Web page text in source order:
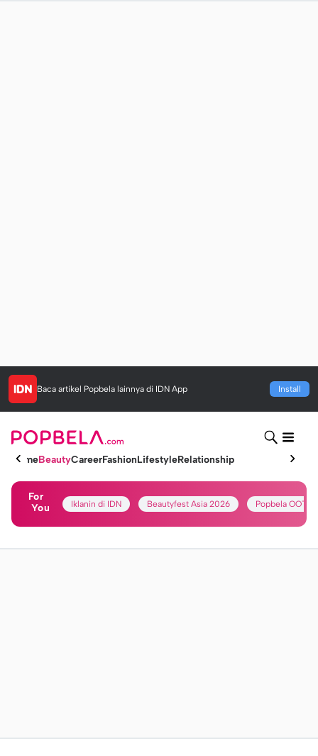
Baca artikel Popbela lainnya di IDN App Install
HomeBeautyCareerFashionLifestyleRelationship
For
You
Iklanin di IDN Beautyfest Asia 2026 Popbela OOTD